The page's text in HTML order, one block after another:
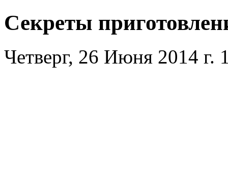
Секреты
Четверг, 26 Июня 2014 г.